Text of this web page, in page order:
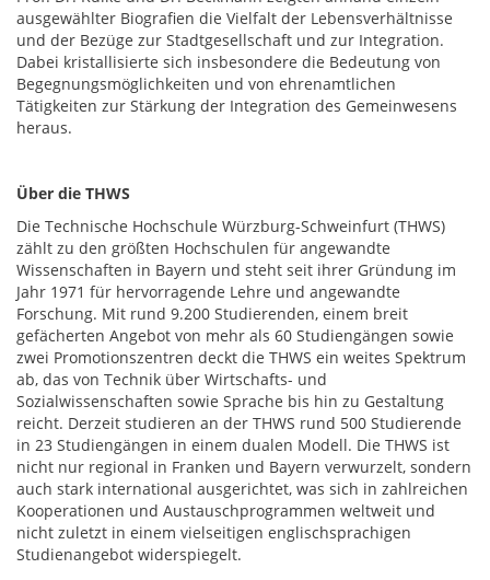
ausgewählter Biografien die Vielfalt der Lebensverhältnisse
und der Bezüge zur Stadtgesellschaft und zur Integration.
Dabei kristallisierte sich insbesondere die Bedeutung von
Begegnungsmöglichkeiten und von ehrenamtlichen
Tätigkeiten zur Stärkung der Integration des Gemeinwesens
heraus.
Über die THWS
Die Technische Hochschule Würzburg-Schweinfurt (THWS)
zählt zu den größten Hochschulen für angewandte
Wissenschaften in Bayern und steht seit ihrer Gründung im
Jahr 1971 für hervorragende Lehre und angewandte
Forschung. Mit rund 9.200 Studierenden, einem breit
gefächerten Angebot von mehr als 60 Studiengängen sowie
zwei Promotionszentren deckt die THWS ein weites Spektrum
ab, das von Technik über Wirtschafts- und
Sozialwissenschaften sowie Sprache bis hin zu Gestaltung
reicht. Derzeit studieren an der THWS rund 500 Studierende
in 23 Studiengängen in einem dualen Modell. Die THWS ist
nicht nur regional in Franken und Bayern verwurzelt, sondern
auch stark international ausgerichtet, was sich in zahlreichen
Kooperationen und Austauschprogrammen weltweit und
nicht zuletzt in einem vielseitigen englischsprachigen
Studienangebot widerspiegelt.